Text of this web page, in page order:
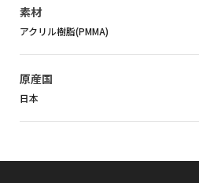
素材
アクリル樹脂(PMMA)
原産国
日本